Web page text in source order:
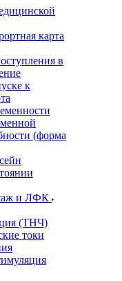
карта
в
к
(форма
и ЛФК
(ТНЧ)
токи